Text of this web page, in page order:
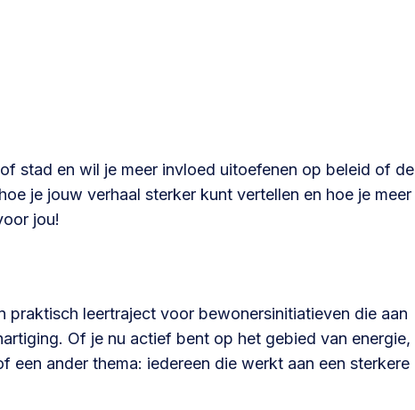
Omgevingswet en gebiedsontwikkeling
telefoon of e-mail.
stad en wil je meer invloed uitoefenen op beleid of de
je jouw verhaal sterker kunt vertellen en hoe je meer
jou!
praktisch leertraject voor bewonersinitiatieven die aan
Of je nu actief bent op het gebied van energie,
ander thema: iedereen die werkt aan een sterkere